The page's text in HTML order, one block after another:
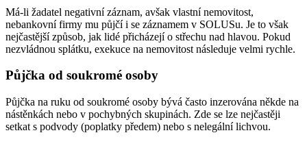
Má-li žadatel negativní záznam, avšak vlastní nemovitost,
nebankovní firmy mu půjčí i se záznamem v SOLUSu. Je to však
nejčastější způsob, jak lidé přicházejí o střechu nad hlavou. Pokud
nezvládnou splátku, exekuce na nemovitost následuje velmi rychle.
Půjčka od soukromé osoby
Půjčka na ruku od soukromé osoby bývá často inzerována někde na
nástěnkách nebo v pochybných skupinách. Zde se lze nejčastěji
setkat s podvody (poplatky předem) nebo s nelegální lichvou.